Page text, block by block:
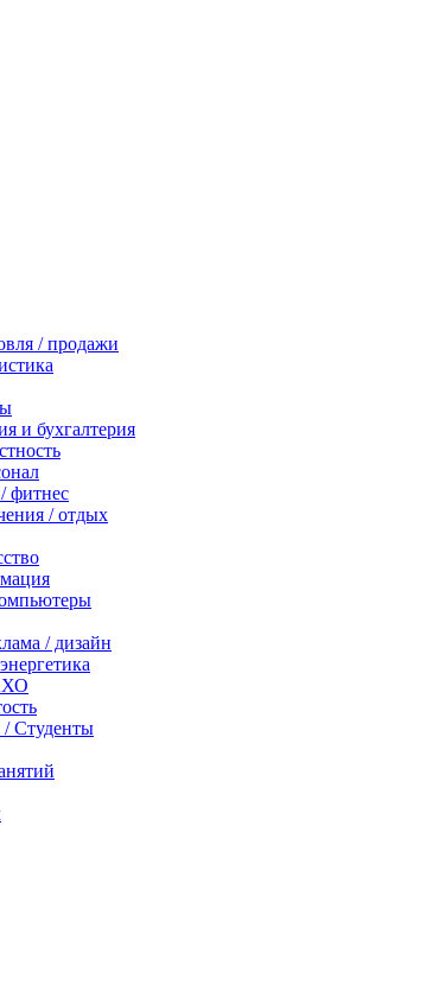
/ продажи
и бухгалтерия
фитнес
/ отдых
/ дизайн
/ Студенты